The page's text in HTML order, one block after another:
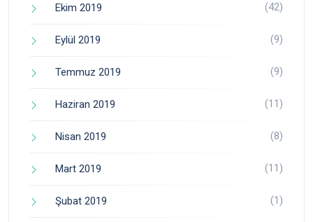
Ekim 2019 (42)
Eylül 2019 (9)
Temmuz 2019 (9)
Haziran 2019 (11)
Nisan 2019 (8)
Mart 2019 (11)
Şubat 2019 (1)